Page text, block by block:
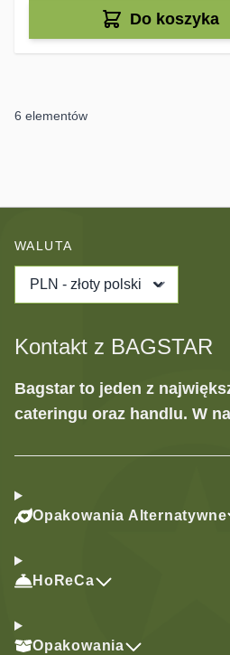
Do koszyka
6 elementów
WALUTA
PLN - złoty polski
Kontakt z BAGSTAR
Bagstar to jeden z
cateringu oraz handlu. W
Opakowania Alternatywne
HoReCa
Opakowania